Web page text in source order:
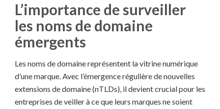
L’importance de surveiller
les noms de domaine
émergents
Les noms de domaine représentent la vitrine numérique
d’une marque. Avec l’émergence régulière de nouvelles
extensions de domaine (nTLDs), il devient crucial pour les
entreprises de veiller à ce que leurs marques ne soient